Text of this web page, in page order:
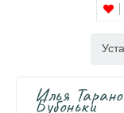
Илья
Бубоньки